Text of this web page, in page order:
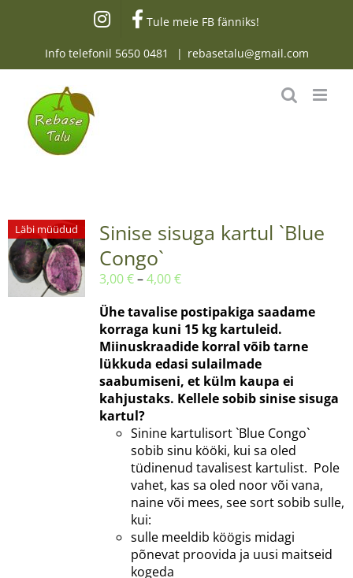
Tule meie FB fänniks!
Info telefonil 5650 0481 | rebasetalu@gmail.com
Läbi müüdud
Sinise sisuga kartul `Blue
Congo`
3,00€ – 4,00€Hinnavahemik:
kuni
4,00 €
Ühe tavalise postipakiga saadame
korraga kuni 15 kg kartuleid.
Miinuskraadide korral võib tarne
lükkuda edasi sulailmade
saabumiseni, et külm kaupa ei
kahjustaks. Kellele sobib sinise sisuga
kartul?
Sinine kartulisort `Blue Congo`
sobib sinu kööki, kui sa oled
tüdinenud tavalisest kartulist. Pole
vahet, kas sa oled noor või vana,
naine või mees, see sort sobib sulle,
kui:
sulle meeldib köögis midagi
põnevat proovida ja uusi maitseid
kogeda